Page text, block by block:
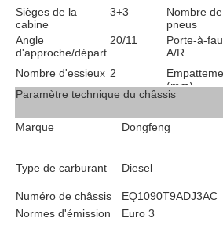
Sièges de la
cabine
3+3
Nombre de
pneus
Angle
d'approche/départ
20/11
Porte-à-
A/R
Nombre d'essieux 2
(mm)
essieu (kg)
maximale
(km/h)
Paramètre technique du châssis
Marque Dongfeng
Type de carburant
Diesel
Numéro de châssis
EQ1090T9ADJ3AC
Normes d'émission
Euro 3